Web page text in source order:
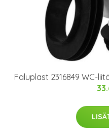
Faluplast 2316849 WC-